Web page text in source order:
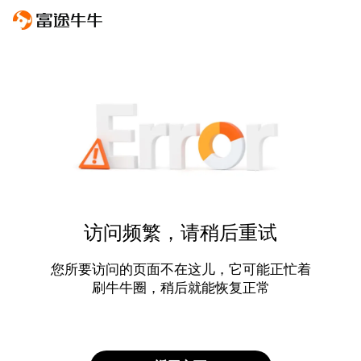
访问频繁，请稍后重试
您所要访问的页面不在这儿，它可能正忙着
刷牛牛圈，稍后就能恢复正常